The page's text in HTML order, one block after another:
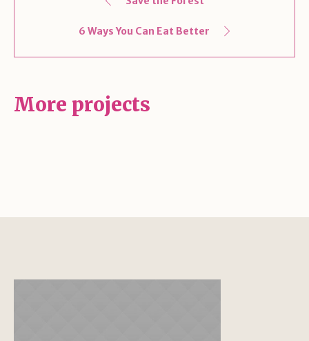
6 Ways You Can Eat Better
More projects